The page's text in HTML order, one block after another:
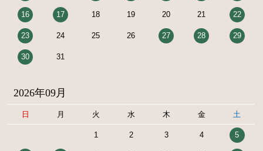
16 17 18 19 20 21 22
23 24 25 26 27 28 29
30 31
2026年09月
日 月 火 水 木 金 土
1 2 3 4 5